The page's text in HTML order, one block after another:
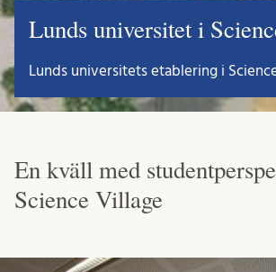
Lunds universitet i
Lunds universitets etablering i
En kväll med
Science Village